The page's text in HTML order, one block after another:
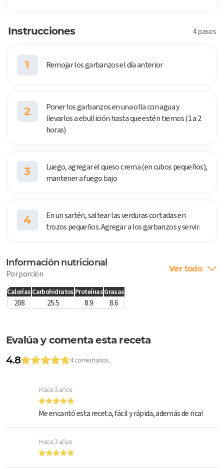
Instrucciones 4 pasos
1 Remojar los garbanzos el día anterior
2
Poner los garbanzos en una olla con agua y
llevarlos a ebullición hasta que estén tiernos (1 a 2
horas)
3
Luego, agregar el queso crema (en cubos pequeños),
mantener a fuego bajo
4
En un sartén, saltear las verduras cortadas en
trozos pequeños. Agregar a los garbanzos y servir.
Información nutricional
Por porción Ver todo
Calorías Carbohidratos ProteínasGrasas
208 25.5 8.9 8.6
Evalúa y comenta esta receta
4.8
4 comentarios
Hace 3 años
Me encantó esta receta, fácil y rápida, además de rica!
Hace 3 años